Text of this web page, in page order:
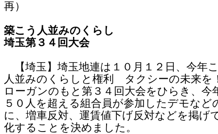
再）
築こう人並みのくらし
埼玉第３４回大会
【埼玉】埼玉地連は１０月１２日、今年
人並みのくらしと権利 タクシーの未来を
ローガンのもと第３４回大会をひらき、今
５０人を超える組合員が参加したデモなど
に、増車反対、運賃値下げ反対などを掲げ
化することを決めました。